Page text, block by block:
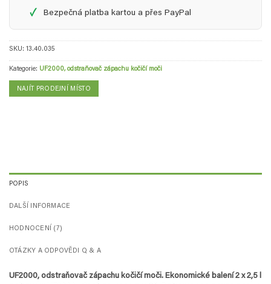
✓ Bezpečná platba kartou a přes PayPal
SKU: 13.40.035
Kategorie: UF2000, odstraňovač zápachu kočičí moči
NAJÍT PRODEJNÍ MÍSTO
POPIS
DALŠÍ INFORMACE
HODNOCENÍ (7)
OTÁZKY A ODPOVĚDI Q & A
UF2000, odstraňovač zápachu kočičí moči. Ekonomické balení 2 x 2,5 l